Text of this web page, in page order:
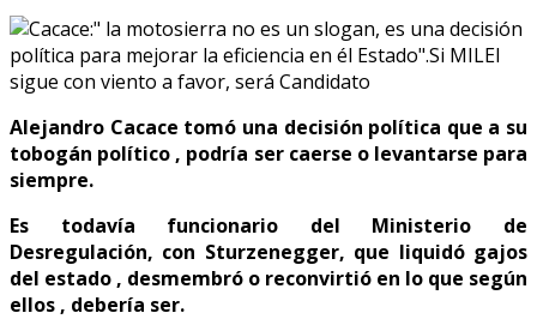
Alejandro Cacace tomó una decisión política que a su
tobogán político , podría ser caerse o levantarse para
siempre.
Es todavía funcionario del Ministerio de
Desregulación, con Sturzenegger, que liquidó gajos
del estado , desmembró o reconvirtió en lo que según
ellos , debería ser.